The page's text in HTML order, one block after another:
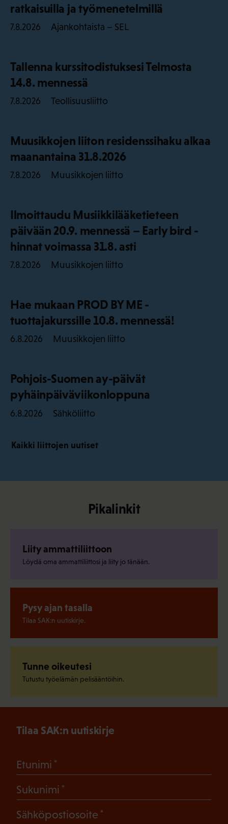
ratkaisuilla ja työmenetelmillä
7.8.2026 Ajankohtaista – SEL
Tallenna kurssitodistuksesi Telmosta
14.8. mennessä
7.8.2026 Teollisuusliitto
Muusikkojen liiton residenssihaku alkaa
maanantaina 31.8.2026
7.8.2026 Muusikkojen liitto
Ilmoittaudu Musiikkilääketieteen
päivään 20.9. mennessä – Early bird -
hinnat voimassa 31.8. asti
7.8.2026 Muusikkojen liitto
Hae mukaan PROD BY ME -
tuottajakurssille 10.8. mennessä!
6.8.2026 Muusikkojen liitto
Pohjois-Suomen ay-päivät
pyhäinpäiväviikonloppuna
6.8.2026 Sähköliitto
Kaikki liittojen uutiset
Pikalinkit
Liity ammattiliittoon
Löydä oma ammattiliittosi ja liity jo tänään.
Pysy ajan tasalla
Tilaa SAK:n uutiskirje.
Tunne oikeutesi
Tutustu työelämän pelisääntöihin.
Tilaa SAK:n uutiskirje
Etunimi
Sukunimi
Sähköpostiosoite